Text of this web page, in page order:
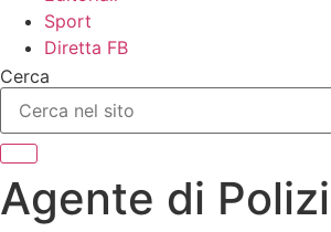
Sport
Diretta FB
Cerca
Agente di